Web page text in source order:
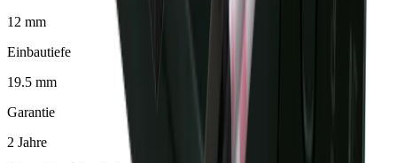
12 mm
Einbautiefe
19.5 mm
Garantie
2 Jahre